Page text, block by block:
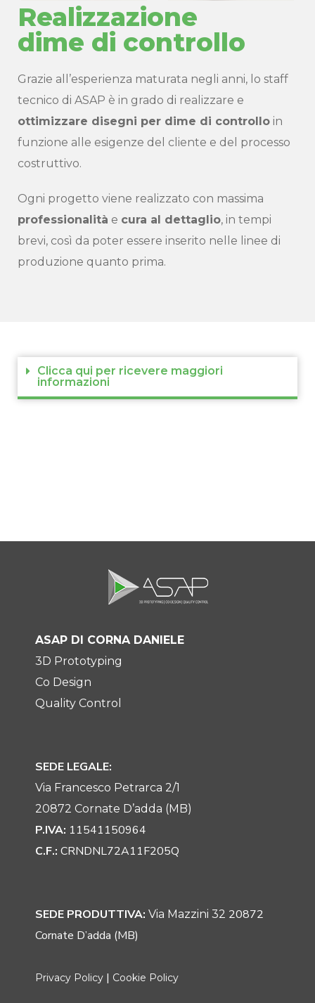
Realizzazione
dime di controllo
Grazie all’esperienza maturata negli anni, lo staff
tecnico di ASAP è in grado di realizzare e
ottimizzare disegni per dime di controllo in
funzione alle esigenze del cliente e del processo
costruttivo.
Ogni progetto viene realizzato con massima
professionalità e cura al dettaglio, in tempi
brevi, così da poter essere inserito nelle linee di
produzione quanto prima.
Clicca qui per ricevere maggiori
informazioni
ASAP DI CORNA DANIELE
3D Prototyping
Co Design
Quality Control
SEDE LEGALE:
Via Francesco Petrarca 2/1
20872 Cornate D’adda (MB)
P.IVA: 11541150964
C.F.: CRNDNL72A11F205Q
SEDE PRODUTTIVA: Via Mazzini 32 20872
Cornate D’adda (MB)
Privacy Policy | Cookie Policy